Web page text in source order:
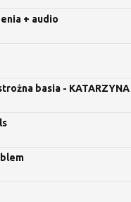
+ audio
basia - KATARZYNA